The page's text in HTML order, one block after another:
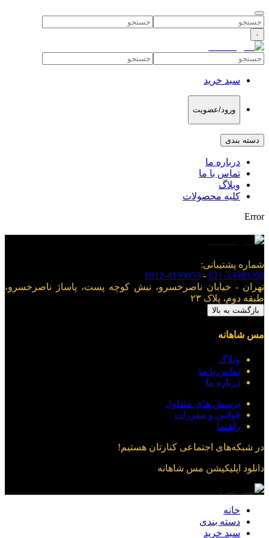
۰
سبد خرید
ورود/عضویت
دسته بندی
درباره ما
تماس با ما
وبلاگ
کلیه محصولات
Error
شماره پشتیبانی:
021-33989268
-
0912-4199059
تهران - خیابان ناصرخسرو، نبش کوچه پست، پاساژ ناصرخسرو،
طبقه دوم، پلاک ۲۳
بازگشت به بالا
مس شاهانه
وبلاگ
تماس با ما
درباره ما
پرسش های متداول
قوانین و مقررات
راهنما
در شبکه‌های اجتماعی کنارتان هستیم!
دانلود اپلیکیشن مس شاهانه
خانه
دسته بندی
سبد خرید